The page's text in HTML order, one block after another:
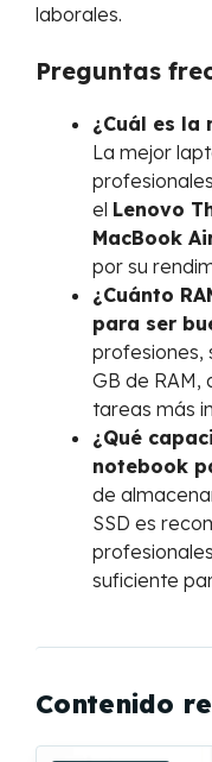
laborales.
Preguntas
¿Cuál es
La mejor
el Lenovo
MacBook
por su
¿Cuánto
para ser
profesiones,
GB de RAM,
tareas más
¿Qué
notebook
de
SSD es
suficiente
Contenido